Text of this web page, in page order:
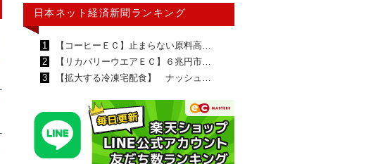
日本ネット経済新聞ランキング
1
【コーヒーＥＣ】止まらない原料高…
2
【リカバリーウエアＥＣ】６兆円市…
3
【拡大する冷凍宅配食】 ナッシュ…